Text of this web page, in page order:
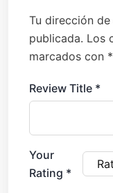
Tu dirección
publicada. Los
marcados con *
Review Title *
Your
Rating *